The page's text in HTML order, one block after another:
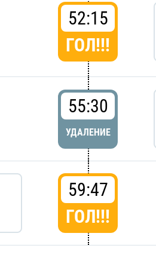
52:15
ГОЛ!!!
55:30
УДАЛЕНИЕ
59:47
ГОЛ!!!